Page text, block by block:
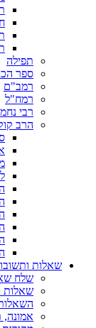
תפילה
ספר
רמב"ם
רמח"ל
רבי
הרב
שאלות
שלח
שאלות
אמונה,